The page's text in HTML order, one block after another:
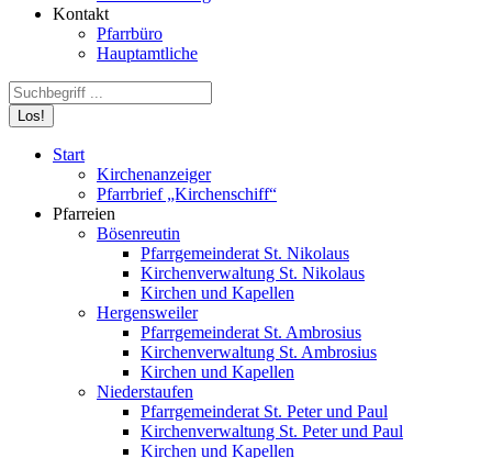
Kontakt
Pfarrbüro
Hauptamtliche
Search:
Start
Kirchenanzeiger
Pfarrbrief „Kirchenschiff“
Pfarreien
Bösenreutin
Pfarrgemeinderat St. Nikolaus
Kirchenverwaltung St. Nikolaus
Kirchen und Kapellen
Hergensweiler
Pfarrgemeinderat St. Ambrosius
Kirchenverwaltung St. Ambrosius
Kirchen und Kapellen
Niederstaufen
Pfarrgemeinderat St. Peter und Paul
Kirchenverwaltung St. Peter und Paul
Kirchen und Kapellen